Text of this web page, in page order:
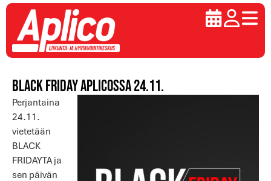
Black Friday Aplicossa 24.11.
Perjantaina
24.11.
vietetään
BLACK
FRIDAYTA ja
sen päivän